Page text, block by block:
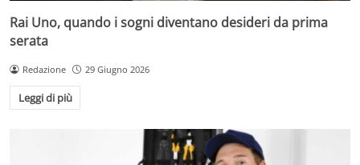
Rai Uno, quando i sogni diventano desideri da prima
serata
Redazione 29 Giugno 2026
Leggi di più